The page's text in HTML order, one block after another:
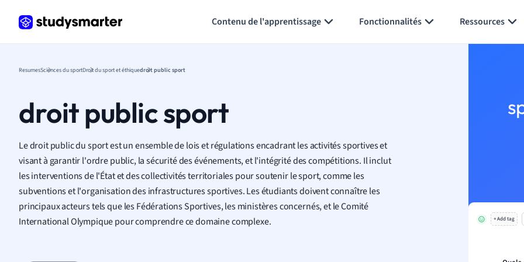
Contenu de l'apprentissage Fonctionnalités Ressources
ResumesSciences du sportDroit du sport et éthiquedroit public sport
droit public sport
Le droit public du sport est un ensemble de lois et régulations encadrant les activités sportives et
visant à garantir l'ordre public, la sécurité des événements, et l'intégrité des compétitions. Il inclut
les interventions de l'État et des collectivités territoriales pour soutenir le sport, comme les
subventions et l'organisation des infrastructures sportives. Les étudiants doivent connaître les
principaux acteurs tels que les Fédérations Sportives, les ministères concernés, et le Comité
International Olympique pour comprendre ce domaine complexe.
+ Add tag